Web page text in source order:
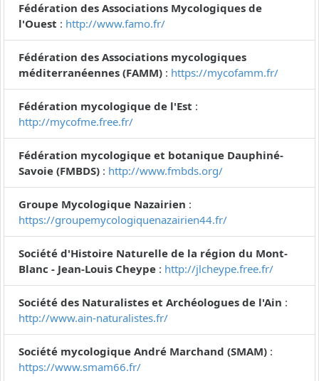
Fédération des Associations Mycologiques de
l'Ouest : http://www.famo.fr/
Fédération des Associations mycologiques
méditerranéennes (FAMM) : https://mycofamm.fr/
Fédération mycologique de l'Est :
http://mycofme.free.fr/
Fédération mycologique et botanique Dauphiné-
Savoie (FMBDS) : http://www.fmbds.org/
Groupe Mycologique Nazairien :
https://groupemycologiquenazairien44.fr/
Société d'Histoire Naturelle de la région du Mont-
Blanc - Jean-Louis Cheype : http://jlcheype.free.fr/
Société des Naturalistes et Archéologues de l'Ain :
http://www.ain-naturalistes.fr/
Société mycologique André Marchand (SMAM) :
https://www.smam66.fr/